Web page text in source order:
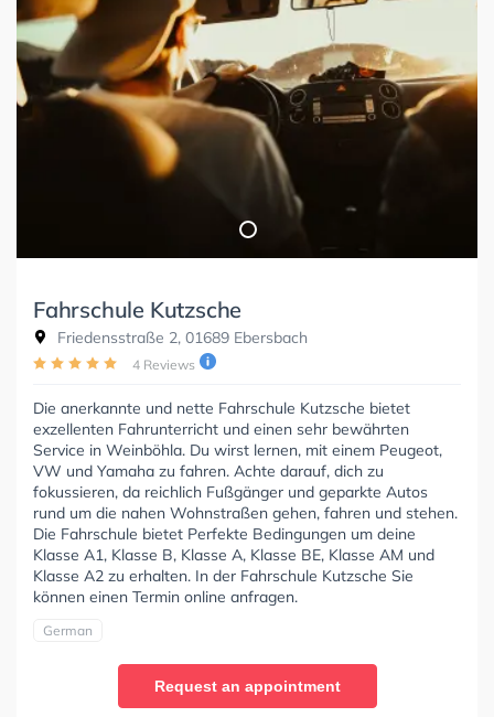
Fahrschule Kutzsche
Friedensstraße 2, 01689 Ebersbach
4 Reviews
Die anerkannte und nette Fahrschule Kutzsche bietet
exzellenten Fahrunterricht und einen sehr bewährten
Service in Weinböhla. Du wirst lernen, mit einem Peugeot,
VW und Yamaha zu fahren. Achte darauf, dich zu
fokussieren, da reichlich Fußgänger und geparkte Autos
rund um die nahen Wohnstraßen gehen, fahren und stehen.
Die Fahrschule bietet Perfekte Bedingungen um deine
Klasse A1, Klasse B, Klasse A, Klasse BE, Klasse AM und
Klasse A2 zu erhalten. In der Fahrschule Kutzsche Sie
können einen Termin online anfragen.
German
Request an appointment